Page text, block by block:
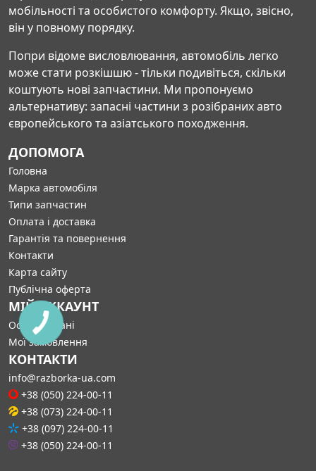
мобільності та особистого комфорту. Якщо, звісно,
він у повному порядку.
Попри відоме висловлювання, автомобіль легко
може стати розкішшю - тільки подивіться, скільки
коштують нові запчастини. Ми пропонуємо
альтернативу: запасні частини з розібраних авто
європейського та азіатського походження.
ДОПОМОГА
Головна
Марка автомобіля
Типи запчастин
Оплата і доставка
Гарантія та повернення
Контакти
Карта сайту
Публічна оферта
МІЙ АККАУНТ
Особисті дані
Мої замовлення
КОНТАКТИ
info@razborka-ua.com
+38 (050) 224-00-11
+38 (073) 224-00-11
+38 (097) 224-00-11
+38 (050) 224-00-11
КНОПКА
СВЯЗИ